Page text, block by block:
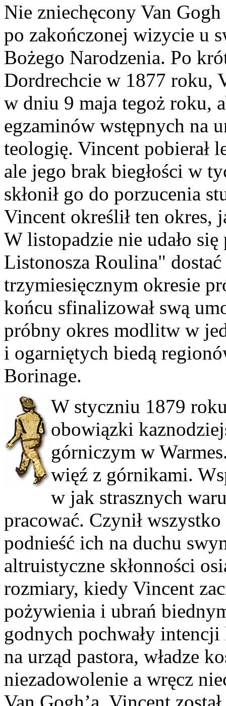
Nie zniechęcony Van
po zakończonej wizycie u
Bożego Narodzenia. Po
Dordrechcie w 1877 roku,
w dniu 9 maja tegoż roku,
egzaminów wstępnych na
teologię. Vincent pobierał
ale jego brak biegłości w
skłonił go do porzucenia
Vincent określił ten okres,
W listopadzie nie udało
Listonosza Roulina"
trzymiesięcznym okresie
końcu sfinalizował swą
próbny okres modlitw w
i ogarniętych biedą
Borinage.
W styczniu 1879
obowiązki
górniczym w
więź z górnikami.
w jak strasznych
pracować. Czynił
podnieść ich na duchu
altruistyczne skłonności
rozmiary, kiedy Vincent
pożywienia i ubrań
godnych pochwały
na urząd pastora, władze
niezadowolenie a wręcz
Van Gogh’a. Vincent